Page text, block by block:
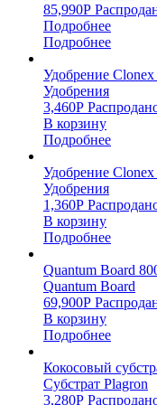
85,990Р
Подробнее
Подробнее
Удобрение Clonex
Удобрения
3,460Р
В корзину
Подробнее
Удобрение
Удобрения
1,360Р
В корзину
Подробнее
Quantum Board
Quantum Board
69,900Р
В корзину
Подробнее
Кокосовый
Субстрат Plagron
3,280Р